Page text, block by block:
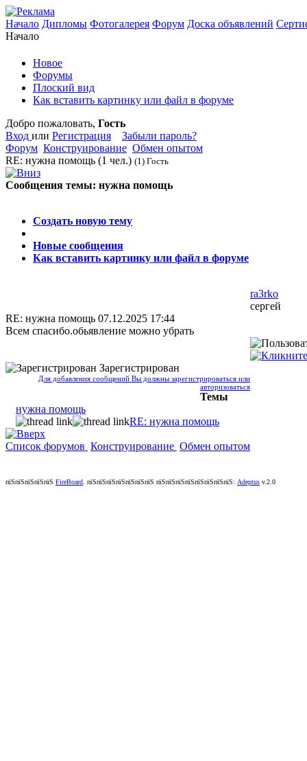
Начало Дипломы Фотогалерея Форум Доска объявлений
Начало
Новое
Форумы
Плоский вид
Как вставить картинку или файл в форуме
Добро пожаловать, Гость
Вход или Регистрация
Забыли пароль?
Форум Конструирование Обмен опытом
RE: нужна помощь (1 чел.) (1) Гость
Сообщения темы: нужна помощь
Создать новую тему
Новые сообщения
Как вставить картинку или файл в форуме
RE: нужна помощь 07.12.2025 17:44
Всем спасибо.обьявление можно убрать
ra3rko
сергей
Зарегистрирован
Для добавления сообщений Вы должны зарегистрироваться или
авторизоваться
Темы
нужна помощь
RE: нужна помощь
Список форумов Конструирование Обмен опытом
пїЅпїЅпїЅпїЅпїЅ FireBoard пїЅпїЅпїЅпїЅпїЅпїЅпїЅ пїЅпїЅпїЅпїЅпїЅпїЅпїЅпїЅ: Adeptus v.2.0